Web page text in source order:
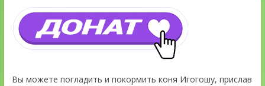
Вы можете погладить и покормить коня Игогошу, прислав